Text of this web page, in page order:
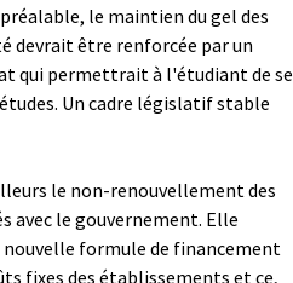
le maintien du gel des
devrait être renforcée par un
qui permettrait à l'étudiant de se
Un cadre législatif stable
le non-renouvellement des
avec le gouvernement. Elle
nouvelle formule de financement
fixes des établissements et ce,